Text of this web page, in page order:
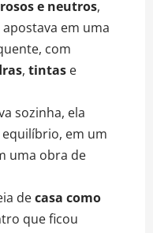
e neutros,
em uma
com
, tintas e
sozinha, ela
em um
uma obra de
decasa como
que ficou